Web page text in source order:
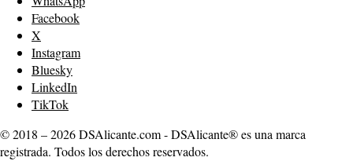
Facebook
X
Instagram
Bluesky
LinkedIn
TikTok
© 2018 – 2026 DSAlicante.com - DSAlicante® es una marca
registrada. Todos los derechos reservados.